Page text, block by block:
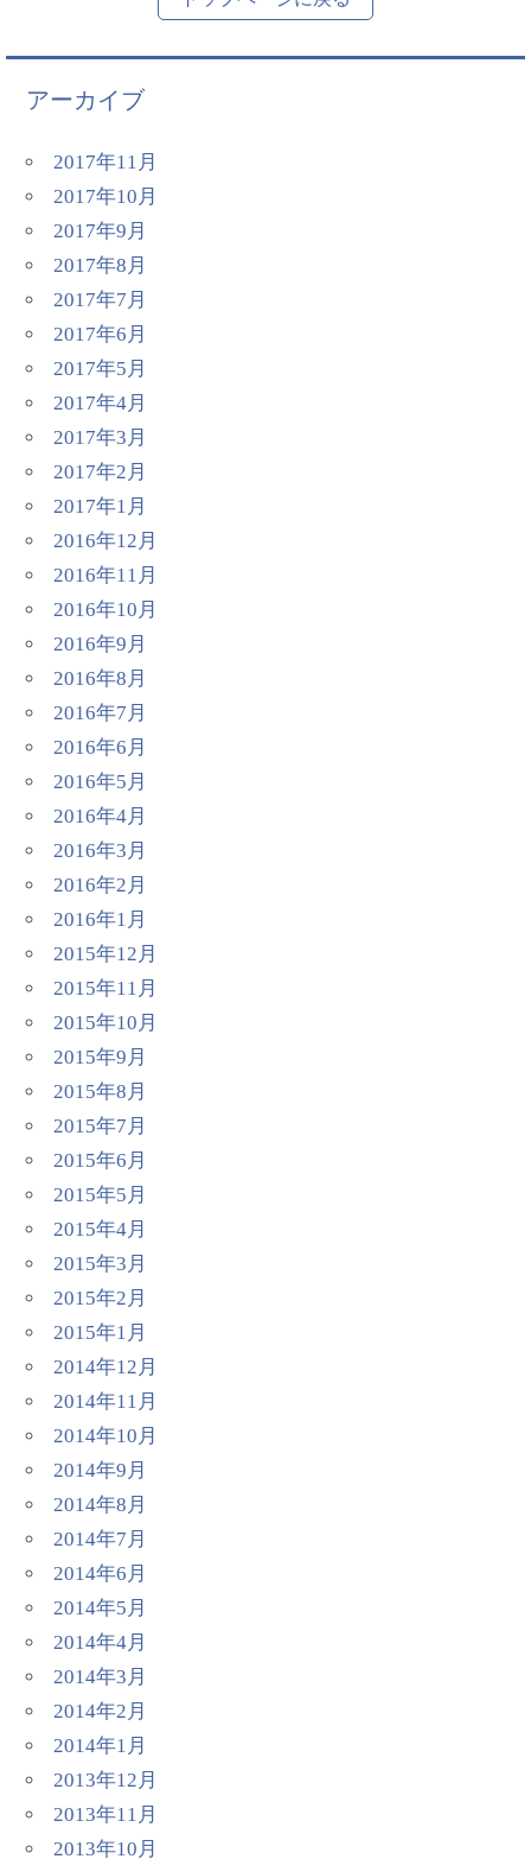
アーカイブ
2017年11月
2017年10月
2017年9月
2017年8月
2017年7月
2017年6月
2017年5月
2017年4月
2017年3月
2017年2月
2017年1月
2016年12月
2016年11月
2016年10月
2016年9月
2016年8月
2016年7月
2016年6月
2016年5月
2016年4月
2016年3月
2016年2月
2016年1月
2015年12月
2015年11月
2015年10月
2015年9月
2015年8月
2015年7月
2015年6月
2015年5月
2015年4月
2015年3月
2015年2月
2015年1月
2014年12月
2014年11月
2014年10月
2014年9月
2014年8月
2014年7月
2014年6月
2014年5月
2014年4月
2014年3月
2014年2月
2014年1月
2013年12月
2013年11月
2013年10月